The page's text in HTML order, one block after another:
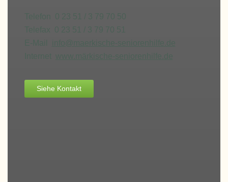
Telefon 0 23 51 / 3 79 70 50
Telefax 0 23 51 / 3 79 70 51
Siehe Kontakt